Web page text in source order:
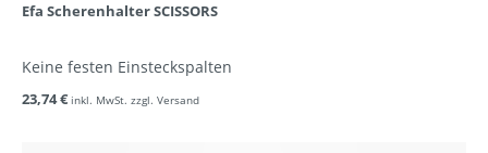
Efa Scherenhalter SCISSORS
Keine festen Einsteckspalten
23,74 € inkl. MwSt. zzgl. Versand